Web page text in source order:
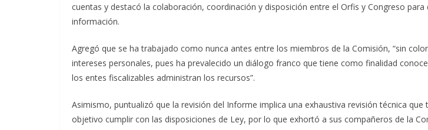
cuentas y destacó la colaboración, coordinación y disposición entre el Orfis y Congreso para
información.
Agregó que se ha trabajado como nunca antes entre los miembros de la Comisión, “sin
intereses personales, pues ha prevalecido un diálogo franco que tiene como finalidad
los entes fiscalizables administran los recursos”.
Asimismo, puntualizó que la revisión del Informe implica una exhaustiva revisión técnica que
objetivo cumplir con las disposiciones de Ley, por lo que exhortó a sus compañeros de la